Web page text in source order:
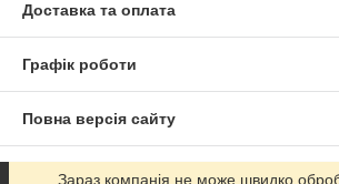
Доставка та оплата
Графік роботи
Повна версія сайту
Сайт створено на маркетплейсіProm.ua
Зараз компанія не може швидко